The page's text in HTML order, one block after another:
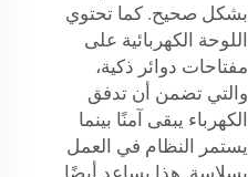
بشكل صحيح. كما تحتوي
اللوحة الكهربائية على
مفتاحات دوائر ذكية،
والتي تضمن أن تدفق
الكهرباء يبقى آمنًا بينما
يستمر النظام في العمل
بسلاسة. هذا يساعد أيضًا